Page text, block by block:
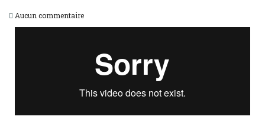
Aucun commentaire